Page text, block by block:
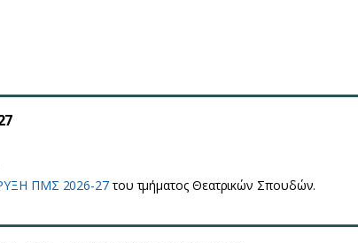
ΠΜΣ 2026-27του τμήματος Θεατρικών Σπουδών.